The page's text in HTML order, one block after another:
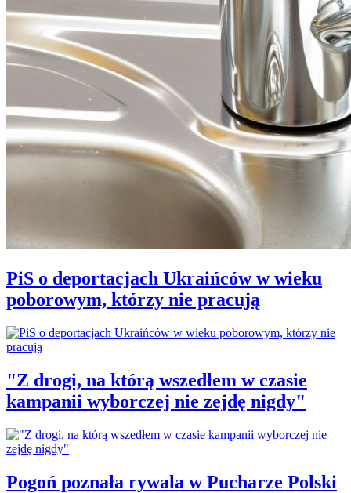
PiS o deportacjach Ukraińców w wieku
poborowym, którzy nie pracują
"Z drogi, na którą wszedłem w czasie
kampanii wyborczej nie zejdę nigdy"
Pogoń poznała rywala w Pucharze Polski